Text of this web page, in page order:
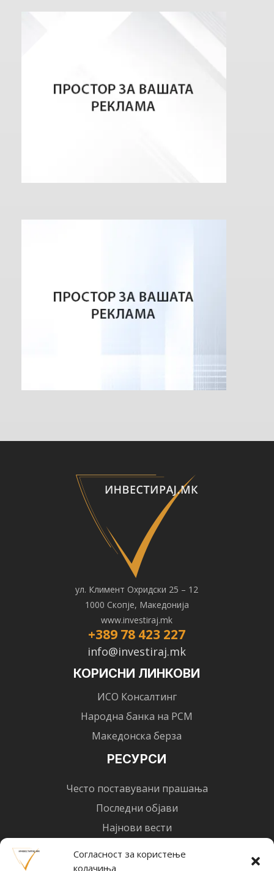
Согласност за користење
колачиња
ул. Климент Охридски 25 – 12
1000 Скопје, Македонија
www.investiraj.mk
+389 78 423 227
info@investiraj.mk
КОРИСНИ ЛИНКОВИ
ИСО Консалтинг
Народна банка на РСМ
Македонска берза
РЕСУРСИ
Често поставувани прашања
Последни објави
Најнови вести